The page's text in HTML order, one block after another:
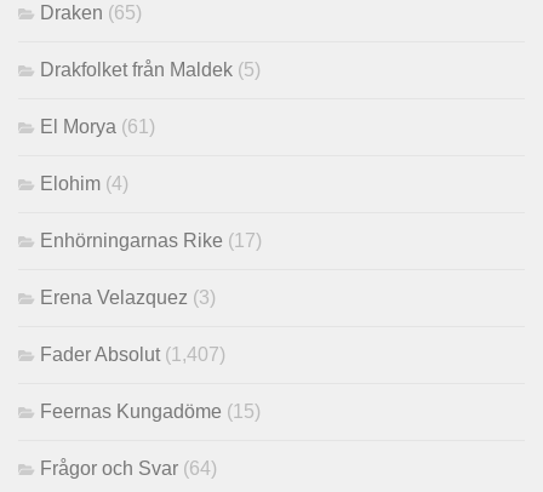
Draken (65)
Drakfolket från Maldek (5)
El Morya (61)
Elohim (4)
Enhörningarnas Rike (17)
Erena Velazquez (3)
Fader Absolut (1,407)
Feernas Kungadöme (15)
Frågor och Svar (64)